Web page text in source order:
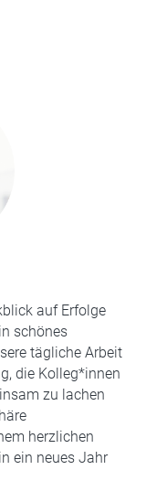
auf Erfolge
schönes
tägliche Arbeit
die Kolleg*innen
zu lachen
herzlichen
ein neues Jahr